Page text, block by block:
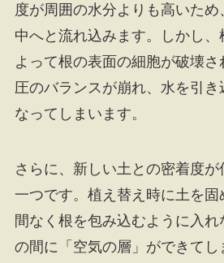
度が周囲の水分よりも高いた
中へと流れ込みます。しかし、
よって根の表面の細胞が破壊
圧のバランスが崩れ、水を引き
なってしまいます。
さらに、新しい土との密着度
一つです。植え替え時に土を
間なく根を包み込むように入
の間に「空気の層」ができてし